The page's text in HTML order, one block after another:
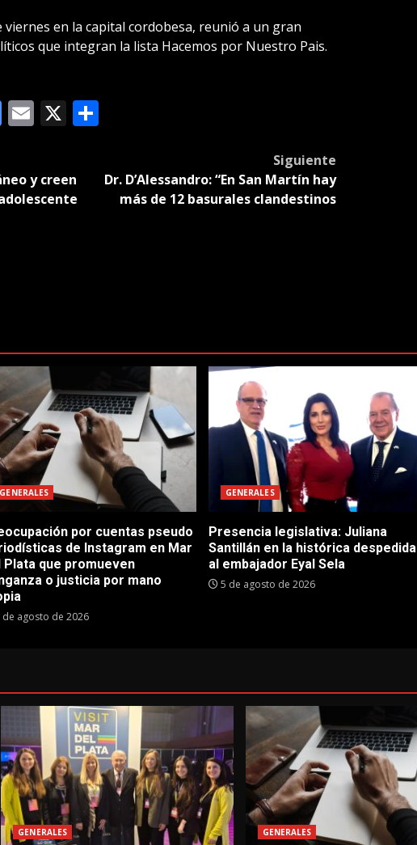
viernes en la capital cordobesa, reunió a un gran
que integran la lista Hacemos por Nuestro Pais.
Google
Email
X Compartir
y creen
Siguiente
Dr. D’Alessandro: “En San Martín hay
más de 12 basurales clandestinos
GENERALES
por cuentas pseudo
de Instagram en Mar
Plata que promueven
o justicia por mano
de agosto de 2026
GENERALES
Presencia legislativa: Juliana
Santillán en la histórica despedida
al embajador Eyal Sela
5 de agosto de 2026
GENERALES GENERALES